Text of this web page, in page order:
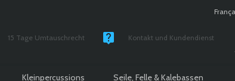
15 Tage Umtauschrecht Kontakt und Kundendienst
Kleinpercussions Seile, Felle & Kalebassen